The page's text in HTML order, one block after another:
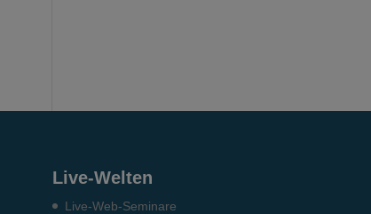
Live-Welten
Live-Web-Seminare